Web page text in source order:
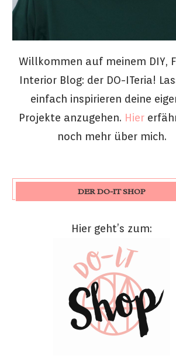
Willkommen auf meinem DIY,
Interior Blog: der DO-ITeria!
einfach inspirieren deine
Projekte anzugehen. Hier
noch mehr über mich.
DER DO-IT SHOP
Hier geht’s zum: